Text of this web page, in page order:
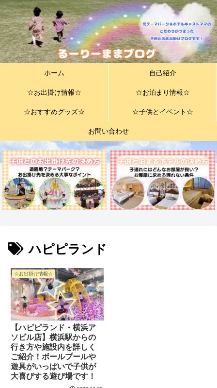
ホーム 自己紹介
☆お出掛け情報☆ ☆お泊まり情報☆
☆おすすめグッズ☆ ☆子供とイベント☆
お問い合わせ
ハピピランド
☆お出掛け情報☆
【ハピピランド・横浜ア
ソビル店】横浜駅からの
行き方や施設内を詳しく
ご紹介！ボールプールや
遊具がいっぱいで子供が
大喜びする遊び場です！